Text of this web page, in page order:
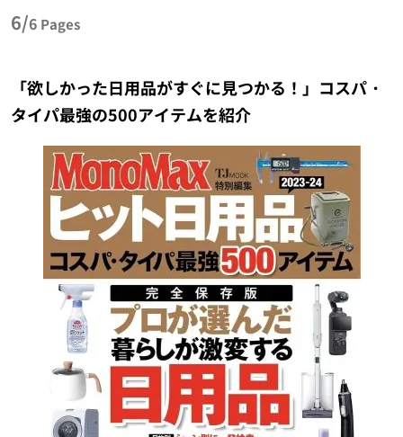
6/6 Pages
「欲しかった日用品がすぐに見つかる！」コスパ・
タイパ最強の500アイテムを紹介